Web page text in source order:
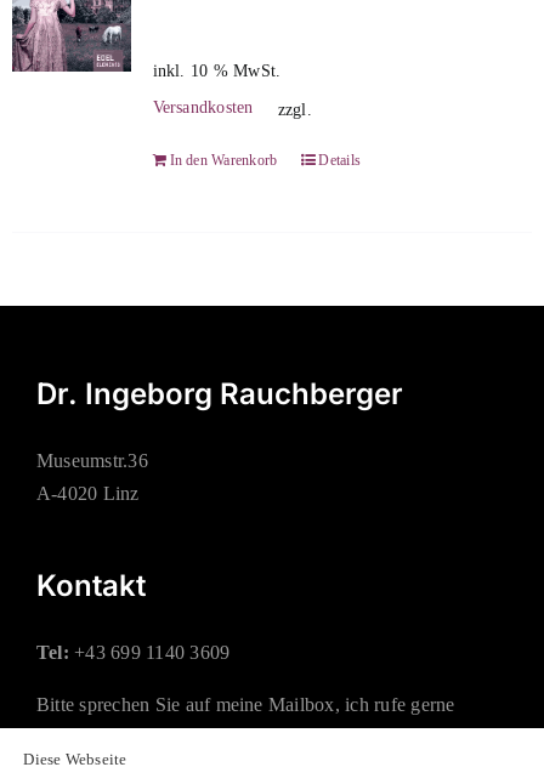
inkl. 10 % MwSt.
zzgl.
Versandkosten
In den Warenkorb Details
Dr. Ingeborg Rauchberger
Museumstr.36
A-4020 Linz
Kontakt
Tel: +43 699 1140 3609
Bitte sprechen Sie auf meine Mailbox, ich rufe gerne
Diese Webseite